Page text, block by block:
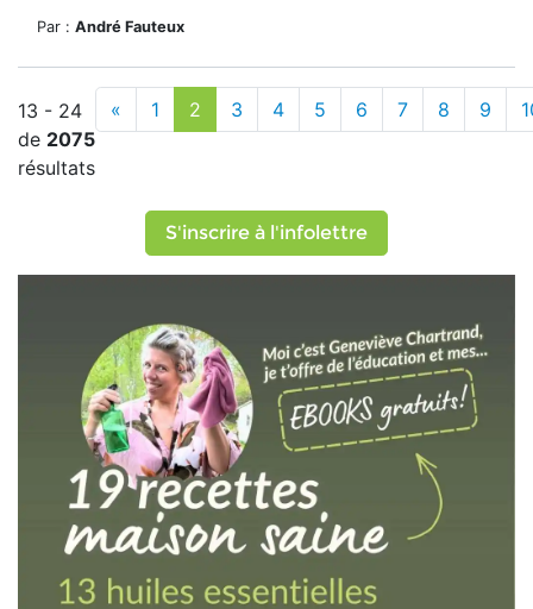
Par : André Fauteux
13 - 24
de 2075
résultats
« 1 2 3 4 5 6 7 8 9
S'inscrire à l'infolettre